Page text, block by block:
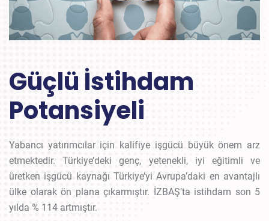
Güçlü İstihdam
Potansiyeli
Yabancı yatırımcılar için kalifiye işgücü büyük önem arz
etmektedir. Türkiye’deki genç, yetenekli, iyi eğitimli ve
üretken işgücü kaynağı Türkiye’yi Avrupa’daki en avantajlı
ülke olarak ön plana çıkarmıştır. İZBAŞ’ta istihdam son 5
yılda % 114 artmıştır.